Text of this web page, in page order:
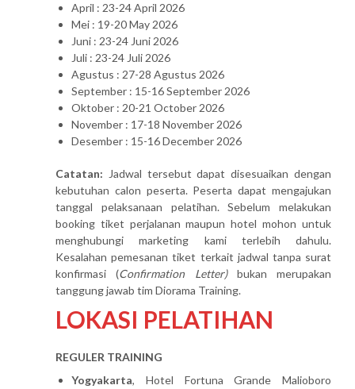
April : 23-24 April 2026
Mei : 19-20 May 2026
Juni : 23-24 Juni 2026
Juli : 23-24 Juli 2026
Agustus : 27-28 Agustus 2026
September : 15-16 September 2026
Oktober : 20-21 October 2026
November : 17-18 November 2026
Desember : 15-16 December 2026
Catatan: Jadwal tersebut dapat disesuaikan dengan
kebutuhan calon peserta. Peserta dapat mengajukan
tanggal pelaksanaan pelatihan. Sebelum melakukan
booking tiket perjalanan maupun hotel mohon untuk
menghubungi marketing kami terlebih dahulu.
Kesalahan pemesanan tiket terkait jadwal tanpa surat
konfirmasi (Confirmation Letter)bukan merupakan
tanggung jawab tim Diorama Training.
LOKASI PELATIHAN
REGULER TRAINING
Yogyakarta, Hotel Fortuna Grande Malioboro